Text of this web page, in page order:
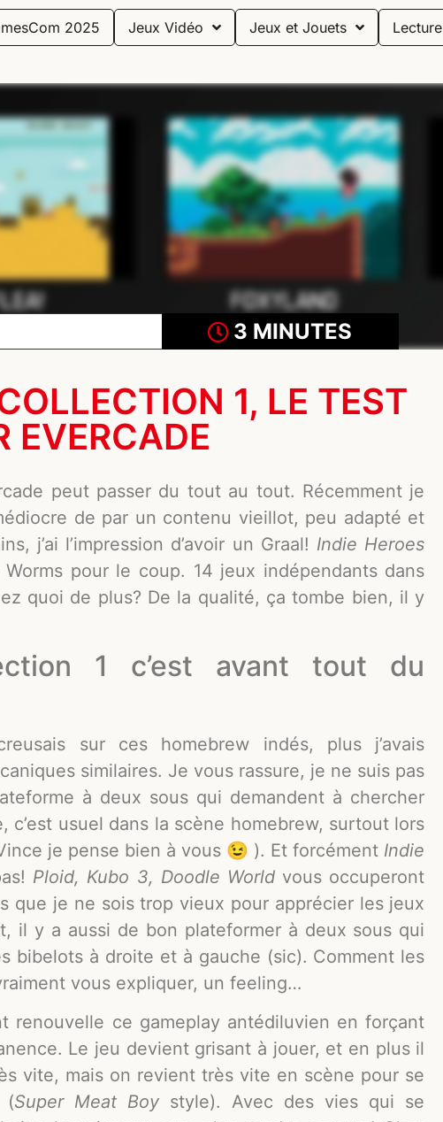
2025 Jeux Vidéo Jeux et Jouets Lecture
3 MINUTES
1, LE TEST
EVERCADE
peut passer du tout au tout. Récemment je
de par un contenu vieillot, peu adapté et
j’ai l’impression d’avoir un Graal! Indie Heroes
Worms pour le coup. 14 jeux indépendants dans
quoi de plus? De la qualité, ça tombe bien, il y
1 c’est avant tout du
sur ces homebrew indés, plus j’avais
similaires. Je vous rassure, je ne suis pas
à deux sous qui demandent à chercher
usuel dans la scène homebrew, surtout lors
je pense bien à vous 😉 ). Et forcément Indie
Ploid, Kubo 3, Doodle World vous occuperont
que je ne sois trop vieux pour apprécier les jeux
il y a aussi de bon plateformer à deux sous qui
bibelots à droite et à gauche (sic). Comment les
vous expliquer, un feeling…
renouvelle ce gameplay antédiluvien en forçant
Le jeu devient grisant à jouer, et en plus il
vite, mais on revient très vite en scène pour se
(Super Meat Boy style). Avec des vies qui se